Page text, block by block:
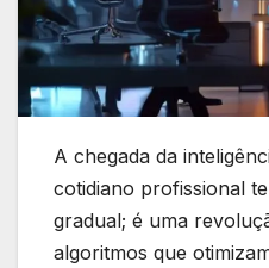
A chegada da
cotidiano profissional
gradual; é uma
algoritmos que